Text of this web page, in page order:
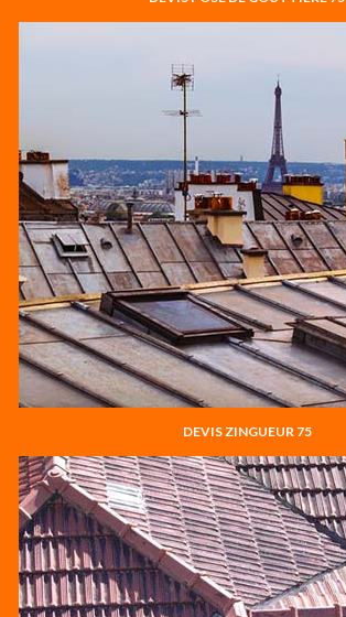
DEVIS ZINGUEUR 75